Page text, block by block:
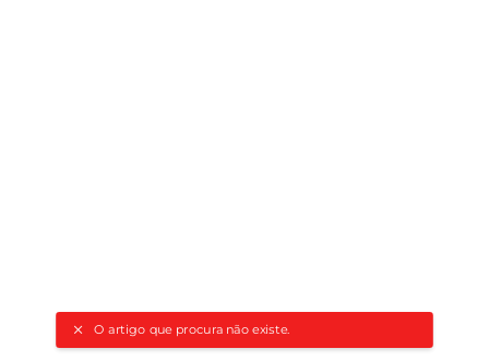
O artigo que procura não existe.